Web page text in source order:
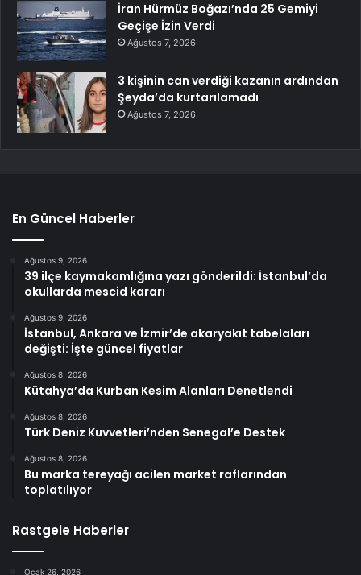
İran Hürmüz Boğazı’nda 25 Gemiyi
Geçişe İzin Verdi
Ağustos 7, 2026
3 kişinin can verdiği kazanın ardından
Şeyda’da kurtarılamadı
Ağustos 7, 2026
En Güncel Haberler
Ağustos 9, 2026
39 ilçe kaymakamlığına yazı gönderildi: İstanbul’da
okullarda mescid kararı
Ağustos 9, 2026
İstanbul, Ankara ve İzmir’de akaryakıt tabelaları
değişti: İşte güncel fiyatlar
Ağustos 8, 2026
Kütahya’da Kurban Kesim Alanları Denetlendi
Ağustos 8, 2026
Türk Deniz Kuvvetleri’nden Senegal’e Destek
Ağustos 8, 2026
Bu marka tereyağı acilen market raflarından
toplatılıyor
Rastgele Haberler
Ocak 26, 2026